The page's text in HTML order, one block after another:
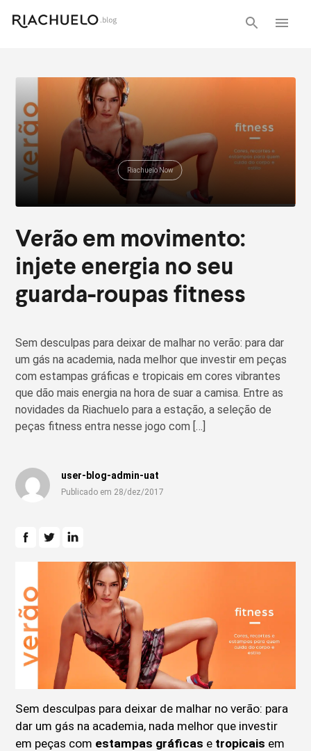
Riachuelo Now
Verão em movimento:
injete energia no seu
guarda-roupas fitness
Sem desculpas para deixar de malhar no verão: para dar
um gás na academia, nada melhor que investir em peças
com estampas gráficas e tropicais em cores vibrantes
que dão mais energia na hora de suar a camisa. Entre as
novidades da Riachuelo para a estação, a seleção de
peças fitness entra nesse jogo com […]
user-blog-admin-uat
Publicado em 28/dez/2017
Sem desculpas para deixar de malhar no verão: para
dar um gás na academia, nada melhor que investir
em peças com estampas gráficas e tropicais em